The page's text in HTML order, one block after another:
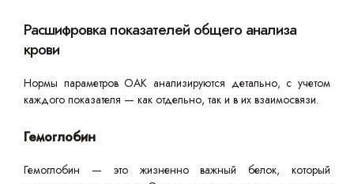
Расшифровка показателей общего анализа
крови
Нормы параметров ОАК анализируются детально, с учетом
каждого показателя — как отдельно, так и в их взаимосвязи.
Гемоглобин
Гемоглобин — это жизненно важный белок, который